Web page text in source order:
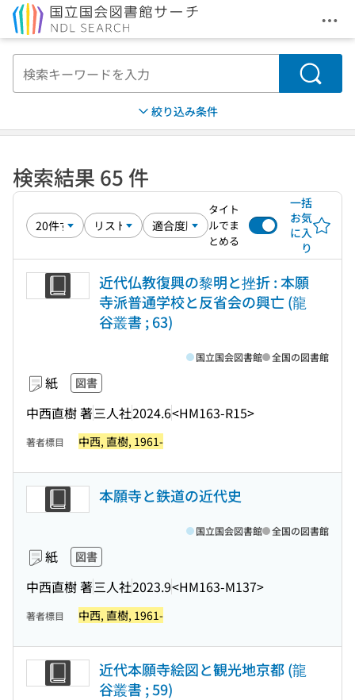
メ
検索
絞り込み条件
検索結果 65 件
タイト
ルでま
とめる
一括
お気
に入
り
近代仏教復興の黎明と挫折 : 本願
寺派普通学校と反省会の興亡 (龍
谷叢書 ; 63)
紙 図書
中西直樹 著三人社2024.6<HM163-R15>
国立国会図書館 全国の図書館
著者標目 中西, 直樹, 1961-
本願寺と鉄道の近代史
紙 図書
中西直樹 著三人社2023.9<HM163-M137>
国立国会図書館 全国の図書館
著者標目 中西, 直樹, 1961-
近代本願寺絵図と観光地京都 (龍
谷叢書 ; 59)